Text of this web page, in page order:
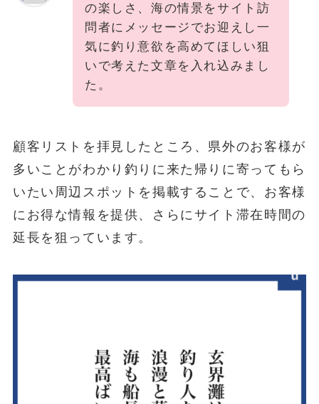
の楽しさ、海の情景をサイト訪
問者にメッセージでお迎えし一
気に釣り意欲を高めてほしい狙
いで考えた文章を入れ込みまし
た。
顧客リストを拝見したところ、県外のお客様が
多いことがわかり釣りに来た帰りに寄ってもら
いたい周辺スポットを掲載することで、お客様
にお得な情報を提供、さらにサイト滞在時間の
延長を狙っています。